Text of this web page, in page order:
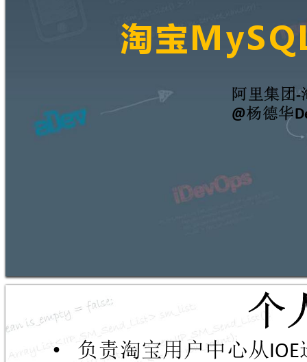
淘宝 M ySQ
阿里集团-
@杨德华
个
• 负责淘宝用户中心从 IOE